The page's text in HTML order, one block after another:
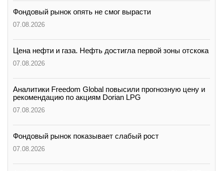
Фондовый рынок опять не смог вырасти
07.08.2026
Цена нефти и газа. Нефть достигла первой зоны отскока
07.08.2026
Аналитики Freedom Global повысили прогнозную цену и
рекомендацию по акциям Dorian LPG
07.08.2026
Фондовый рынок показывает слабый рост
07.08.2026